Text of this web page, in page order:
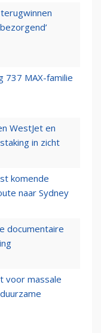
737 MAX-familie
WestJet en
in zicht
komende
naar Sydney
documentaire
voor massale